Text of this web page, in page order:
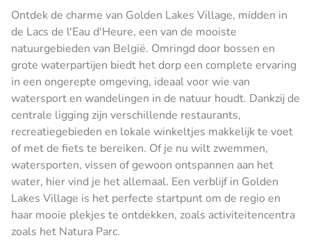
Ontdek de charme van Golden Lakes Village, midden in
de Lacs de l'Eau d'Heure, een van de mooiste
natuurgebieden van België. Omringd door bossen en
grote waterpartijen biedt het dorp een complete ervaring
in een ongerepte omgeving, ideaal voor wie van
watersport en wandelingen in de natuur houdt. Dankzij de
centrale ligging zijn verschillende restaurants,
recreatiegebieden en lokale winkeltjes makkelijk te voet
of met de fiets te bereiken. Of je nu wilt zwemmen,
watersporten, vissen of gewoon ontspannen aan het
water, hier vind je het allemaal. Een verblijf in Golden
Lakes Village is het perfecte startpunt om de regio en
haar mooie plekjes te ontdekken, zoals activiteitencentra
zoals het Natura Parc.